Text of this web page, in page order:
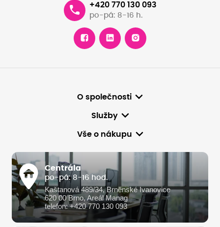
+420 770 130 093
po-pá: 8-16 h.
O společnosti
Služby
Vše o nákupu
Centrála
po-pá: 8-16 hod.
Kaštanová 489/34, Brněnské Ivanovice
620 00 Brno, Areál Manag
telefon: +420 770 130 093